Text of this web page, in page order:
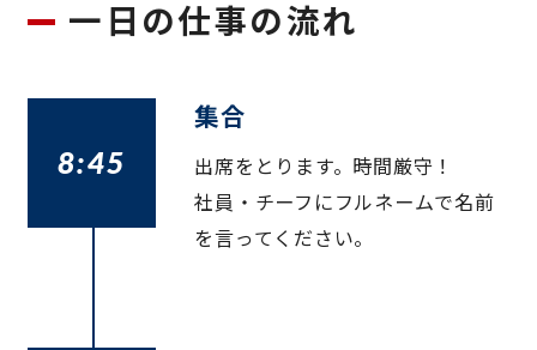
一日の仕事の流れ
8:45
集合
出席をとります。時間厳守！
社員・チーフにフルネームで名前
を言ってください。